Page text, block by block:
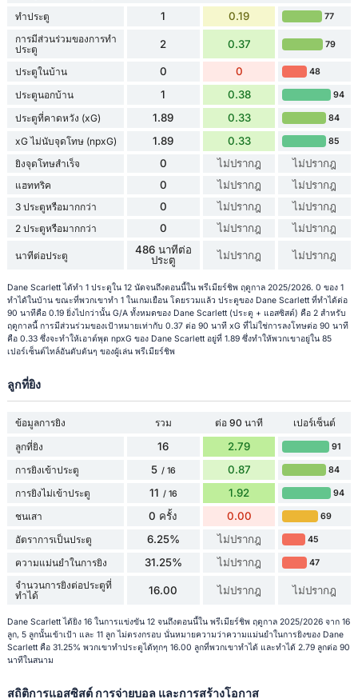
ทำประตู
1 0.19 77
การมีส่วนร่วมของการทำ
ประตู
2 0.37 79
ประตูในบ้าน 0 0 48
ประตูนอกบ้าน 1 0.38 94
ประตูที่คาดหวัง (xG) 1.89 0.33 84
xG ไม่นับจุดโทษ (npxG) 1.89 0.33 85
ยิงจุดโทษสำเร็จ 0 ไม่ปรากฎ ไม่ปรากฎ
แฮททริค 0 ไม่ปรากฎ ไม่ปรากฎ
3 ประตูหรือมากกว่า 0 ไม่ปรากฎ ไม่ปรากฎ
2 ประตูหรือมากกว่า 0 ไม่ปรากฎ ไม่ปรากฎ
นาทีต่อประตู
486 นาทีต่อ
ประตู
ไม่ปรากฎ ไม่ปรากฎ
Dane Scarlett ได้ทำ 1 ประตูใน 12 นัดจนถึงตอนนี้ใน พรีเมียร์ชิพ ฤดูกาล 2025/2026. 0 ของ 1
ทำได้ในบ้าน ขณะที่พวกเขาทำ 1 ในเกมเยือน โดยรวมแล้ว ประตูของ Dane Scarlett ที่ทำได้ต่อ
90 นาทีคือ 0.19 ยิ่งไปกว่านั้น G/A ทั้งหมดของ Dane Scarlett (ประตู + แอสซิสต์) คือ 2 สำหรับ
ฤดูกาลนี้ การมีส่วนร่วมของเป้าหมายเท่ากับ 0.37 ต่อ 90 นาที xG ที่ไม่ใช่การลงโทษต่อ 90 นาที
คือ 0.33 ซึ่งจะทำให้เอาต์พุต npxG ของ Dane Scarlett อยู่ที่ 1.89 ซึ่งทำให้พวกเขาอยู่ใน 85
เปอร์เซ็นต์ไทล์อันดับต้นๆ ของผู้เล่น พรีเมียร์ชิพ
ลูกที่ยิง
ข้อมูลการยิง รวม ต่อ 90 นาที
เปอร์เซ็นต์
ลูกที่ยิง
16 2.79 91
การยิงเข้าประตู 5 / 16 0.87 84
การยิงไม่เข้าประตู 11 / 16 1.92 94
ชนเสา 0 ครั้ง 0.00 69
อัตราการเป็นประตู 6.25% ไม่ปรากฎ 45
ความแม่นยำในการยิง 31.25% ไม่ปรากฎ 47
จำนวนการยิงต่อประตูที่
ทำได้
16.00 ไม่ปรากฎ ไม่ปรากฎ
Dane Scarlett ได้ยิง 16 ในการแข่งขัน 12 จนถึงตอนนี้ใน พรีเมียร์ชิพ ฤดูกาล 2025/2026 จาก 16
ลูก, 5 ลูกนั้นเข้าเป้า และ 11 ลูก ไม่ตรงกรอบ นั่นหมายความว่าความแม่นยำในการยิงของ Dane
Scarlett คือ 31.25% พวกเขาทำประตูได้ทุกๆ 16.00 ลูกที่พวกเขาทำได้ และทำได้ 2.79 ลูกต่อ 90
นาทีในสนาม
สถิติการแอสซิสต์ การจ่ายบอล และการสร้างโอกาส